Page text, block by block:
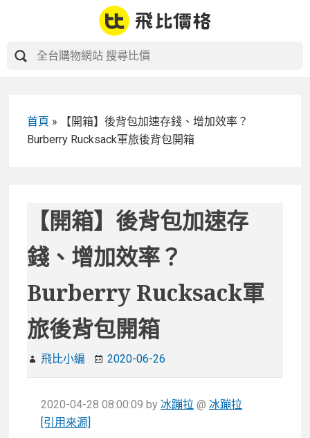
首頁 »
【開箱】後背包加速存錢、增加效率？
Burberry Rucksack軍旅後背包開箱
【開箱】後背包加速存
錢、增加效率？
Burberry Rucksack軍
旅後背包開箱
飛比小編 2020-06-26
2020-04-28 08:00:09 by 冰蹦拉 @ 冰蹦拉
[引用來源]